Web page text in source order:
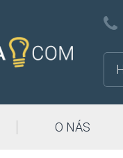
O NÁS